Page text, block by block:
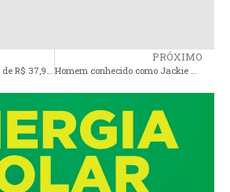
Pinhairo – Empréstimo de R$ 37,9 milhões solicitado pela Prefeitura é suspenso
PRÓXIMO
Homem conhecido como Jackie Chan, foi executado a tiros na manhã desta quinta-feira, em Pinheiro